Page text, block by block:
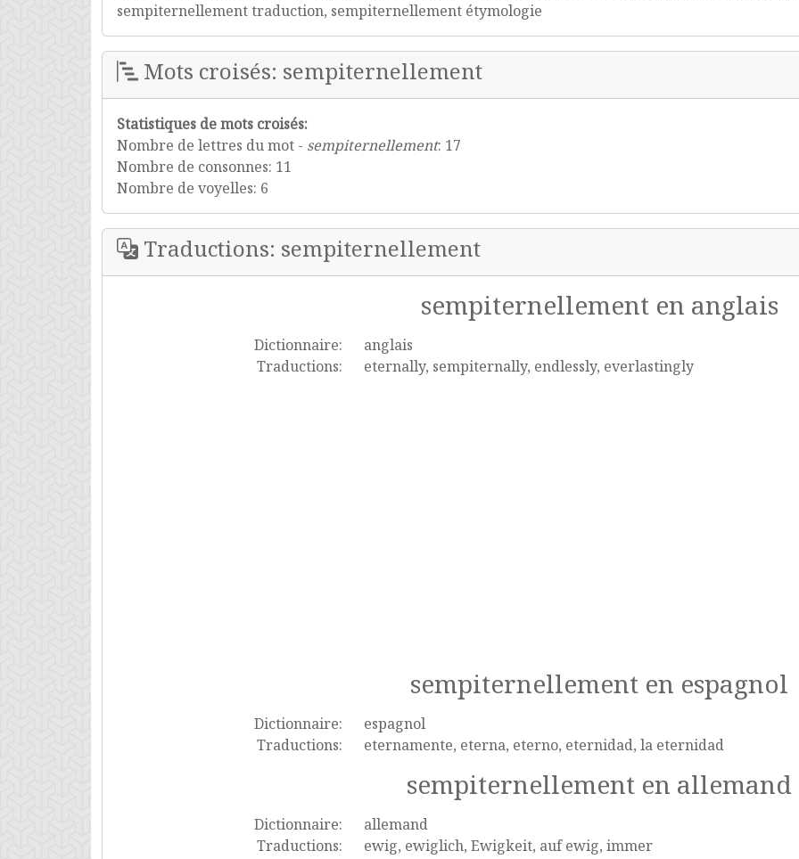
sempiternellement traduction, sempiternellement étymologie
Mots croisés: sempiternellement
Statistiques de mots croisés:
Nombre de lettres du mot - sempiternellement: 17
Nombre de consonnes: 11
Nombre de voyelles: 6
Traductions: sempiternellement
sempiternellement en anglais
Dictionnaire:
anglais
Traductions:
eternally, sempiternally, endlessly, everlastingly
sempiternellement en espagnol
Dictionnaire:
espagnol
Traductions:
eternamente, eterna, eterno, eternidad, la eternidad
sempiternellement en allemand
Dictionnaire:
allemand
Traductions:
ewig, ewiglich, Ewigkeit, auf ewig, immer